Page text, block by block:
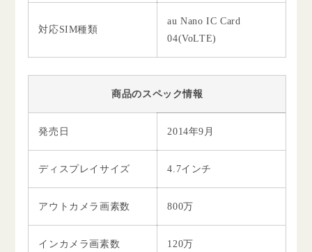
対応SIM種類
au Nano IC Card
04(VoLTE)
商品のスペック情報
発売日 2014年9月
ディスプレイサイズ 4.7インチ
アウトカメラ画素数 800万
インカメラ画素数 120万